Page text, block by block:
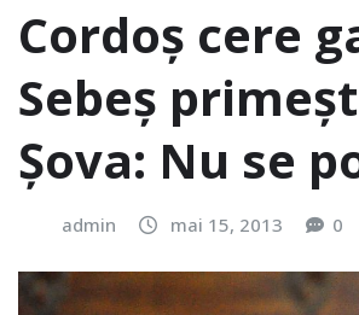
Cordoș cere
Sebeș
Şova: Nu se
admin mai 15, 2013 0